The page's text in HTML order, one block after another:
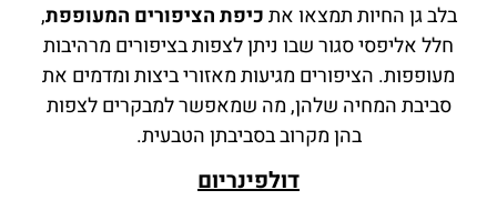
בלב גן החיות תמצאו אתכיפת הציפורים המעופפת,
חלל אליפסי סגור שבו ניתן לצפות בציפורים מרהיבות
מעופפות. הציפורים מגיעות מאזורי ביצות ומדמים את
סביבת המחיה שלהן, מה שמאפשר למבקרים לצפות
בהן מקרוב בסביבתן הטבעית.
דולפינריום